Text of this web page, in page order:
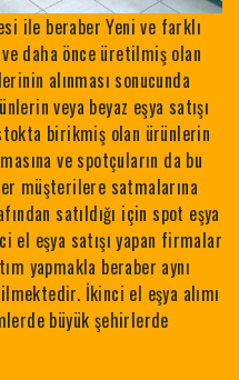
ile beraber Yeni ve farklı
daha önce üretilmiş olan
alınması sonucunda
veya beyaz eşya satışı
birikmiş olan ürünlerin
ve spotçuların da bu
müşterilere satmalarına
satıldığı için spot eşya
el eşya satışı yapan firmalar
yapmakla beraber aynı
İkinci el eşya alımı
büyük şehirlerde